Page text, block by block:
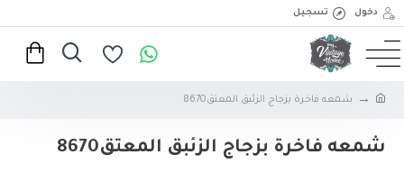
دخول تسجيل
شمعه فاخرة بزجاج الزئبق المعتق8670
شمعه فاخرة بزجاج الزئبق المعتق8670